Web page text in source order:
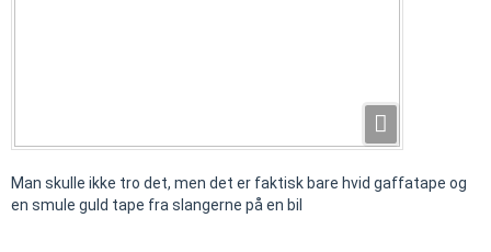
Man skulle ikke tro det, men det er faktisk bare hvid gaffatape og
en smule guld tape fra slangerne på en bil